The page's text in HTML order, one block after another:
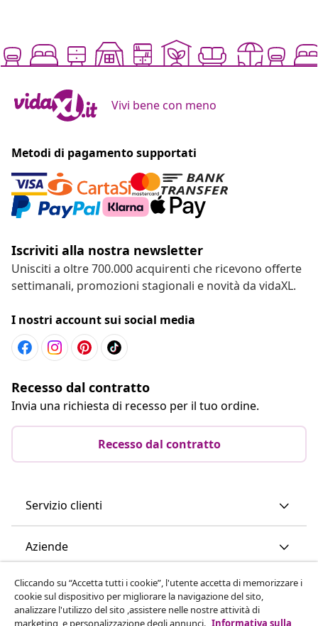
Vivi bene con meno
Metodi di pagamento supportati
Iscriviti alla nostra newsletter
Unisciti a oltre 700.000 acquirenti che ricevono offerte
settimanali, promozioni stagionali e novità da vidaXL.
I nostri account sui social media
Recesso dal contratto
Invia una richiesta di recesso per il tuo ordine.
Recesso dal contratto
Servizio clienti
Aziende
vidaXL
Cliccando su “Accetta tutti i cookie”, l'utente accetta di memorizzare i
cookie sul dispositivo per migliorare la navigazione del sito,
analizzare l'utilizzo del sito ,assistere nelle nostre attività di
marketing, e personalizzazione degli annunci. Informativa sulla